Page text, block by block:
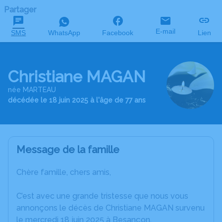
Partager
SMS WhatsApp Facebook E-mail Lien
Christiane MAGAN
née MARTEAU
décédée le 18 juin 2025 à l'âge de 77 ans
Message de la famille
Chère famille, chers amis,
C’est avec une grande tristesse que nous vous
annonçons le décès de Christiane MAGAN survenu
le mercredi 18 juin 2025 à Besançon.